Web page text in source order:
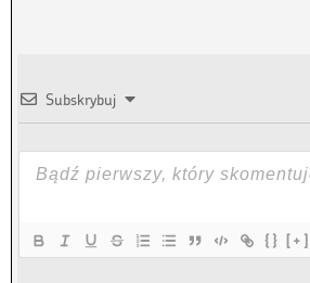
Subskrybuj
{} [+]